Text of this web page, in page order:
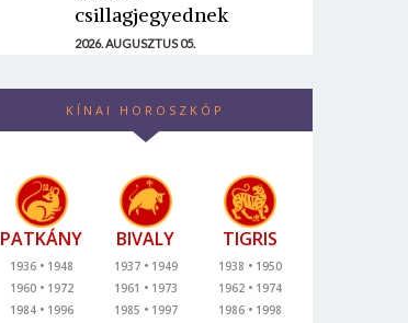
csillagjegyednek
2026. AUGUSZTUS 05.
KÍNAI HOROSZKÓP
PATKÁNY
1936
1948
1960
1972
1984
1996
BIVALY
1937
1949
1961
1973
1985
1997
TIGRIS
1938
1950
1962
1974
1986
1998